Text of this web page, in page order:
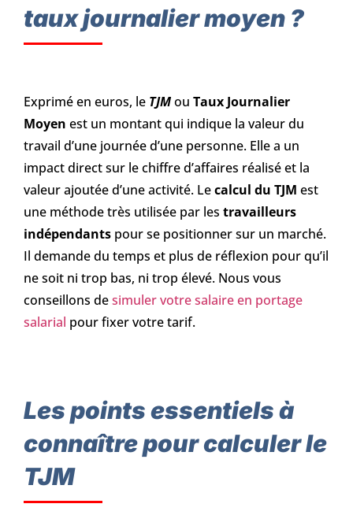
taux journalier moyen ?
Exprimé en euros, le TJMou Taux Journalier
Moyen est un montant qui indique la valeur du
travail d’une journée d’une personne. Elle a un
impact direct sur le chiffre d’affaires réalisé et la
valeur ajoutée d’une activité. Lecalcul du TJM est
une méthode très utilisée par les travailleurs
indépendants pour se positionner sur un marché.
Il demande du temps et plus de réflexion pour qu’il
ne soit ni trop bas, ni trop élevé. Nous vous
conseillons desimuler votre salaire en portage
salarial pour fixer votre tarif.
Les points essentiels à
connaître pour calculer le
TJM